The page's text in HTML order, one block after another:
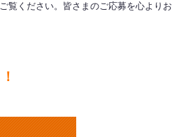
覧ください。皆さまのご応募を心より